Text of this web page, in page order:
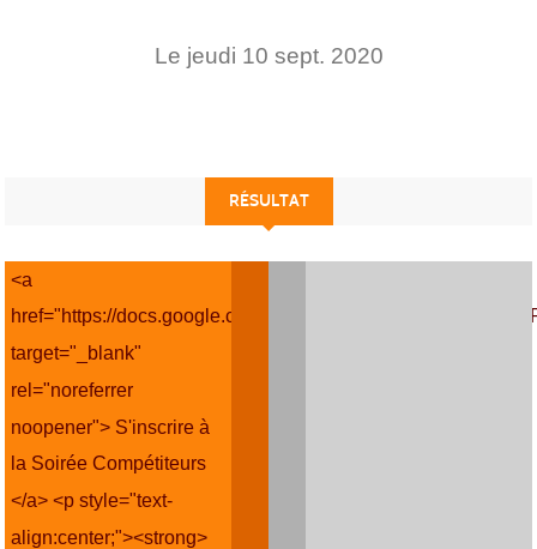
Le jeudi 10 sept. 2020
RÉSULTAT
<a
href="https://docs.google.com/forms/d/e/
target="_blank"
rel="noreferrer
noopener"> S'inscrire à
la Soirée Compétiteurs
</a> <p style="text-
align:center;"><strong>